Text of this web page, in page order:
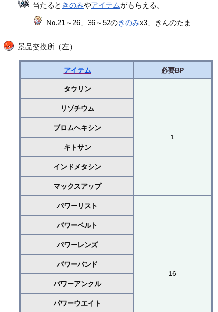
当たると きのみやアイテムがもらえる。
No.21～26、36～52のきのみx3、きんのたま
景品交換所（左）
アイテム 必要BP
タウリン
1
リゾチウム
ブロムヘキシン
キトサン
インドメタシン
マックスアップ
パワーリスト
16
パワーベルト
パワーレンズ
パワーバンド
パワーアンクル
パワーウエイト